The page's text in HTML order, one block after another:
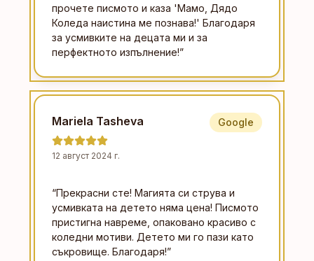
прочете писмото и каза 'Мамо, Дядо
Коледа наистина ме познава!' Благодаря
за усмивките на децата ми и за
перфектното изпълнение!”
Mariela Tasheva
12 август 2024 г.
Google
“Прекрасни сте! Магията си струва и
усмивката на детето няма цена! Писмото
пристигна навреме, опаковано красиво с
коледни мотиви. Детето ми го пази като
съкровище. Благодаря!”